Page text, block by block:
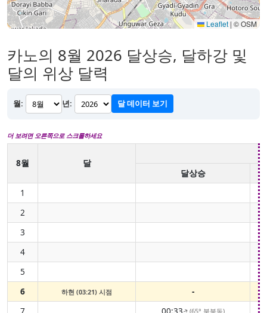
Leaflet | © OSM
카노의 8월 2026 달상승, 달하강 및
달의 위상 달력
월: 년: 달 데이터 보기
더 보려면 오른쪽으로 스크롤하세요
8월
달
달상승
1
2
3
4
5
6
하현 (03:21) 시점
-
↑(65° 북북동)